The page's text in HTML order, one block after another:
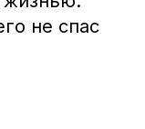
не спас